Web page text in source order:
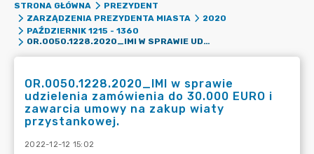
STRONA GŁÓWNA
PREZYDENT
ZARZĄDZENIA PREZYDENTA MIASTA
2020
PAŹDZIERNIK 1215 - 1360
OR.0050.1228.2020_IMI W SPRAWIE UDZIELENIA ZAMÓWIENIA DO 30.000 EURO I ZAWARCIA UMOWY NA ZAKUP WIATY PRZYSTANKOWEJ.
OR.0050.1228.2020_IMI w sprawie
udzielenia zamówienia do 30.000 EURO i
zawarcia umowy na zakup wiaty
przystankowej.
2022-12-12 15:02